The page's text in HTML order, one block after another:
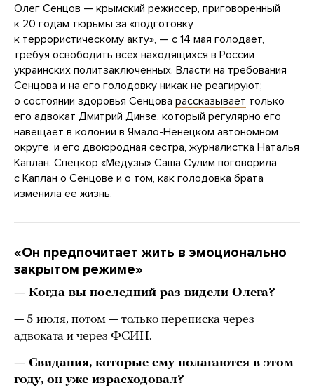
Олег Сенцов — крымский режиссер, приговоренный
к 20 годам тюрьмы за «подготовку
к террористическому акту», — с 14 мая голодает,
требуя освободить всех находящихся в России
украинских политзаключенных. Власти на требования
Сенцова и на его голодовку никак не реагируют;
о состоянии здоровья Сенцова рассказывает только
его адвокат Дмитрий Динзе, который регулярно его
навещает в колонии в Ямало-Ненецком автономном
округе, и его двоюродная сестра, журналистка Наталья
Каплан. Спецкор «Медузы» Саша Сулим поговорила
с Каплан о Сенцове и о том, как голодовка брата
изменила ее жизнь.
«Он предпочитает жить в эмоционально
закрытом режиме»
— Когда вы последний раз видели Олега?
— 5 июля, потом — только переписка через
адвоката и через ФСИН.
— Свидания, которые ему полагаются в этом
году, он уже израсходовал?